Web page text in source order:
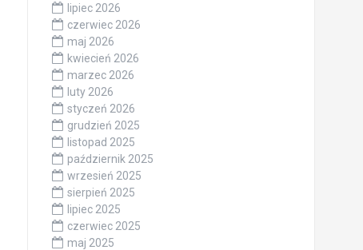
lipiec 2026
czerwiec 2026
maj 2026
kwiecień 2026
marzec 2026
luty 2026
styczeń 2026
grudzień 2025
listopad 2025
październik 2025
wrzesień 2025
sierpień 2025
lipiec 2025
czerwiec 2025
maj 2025